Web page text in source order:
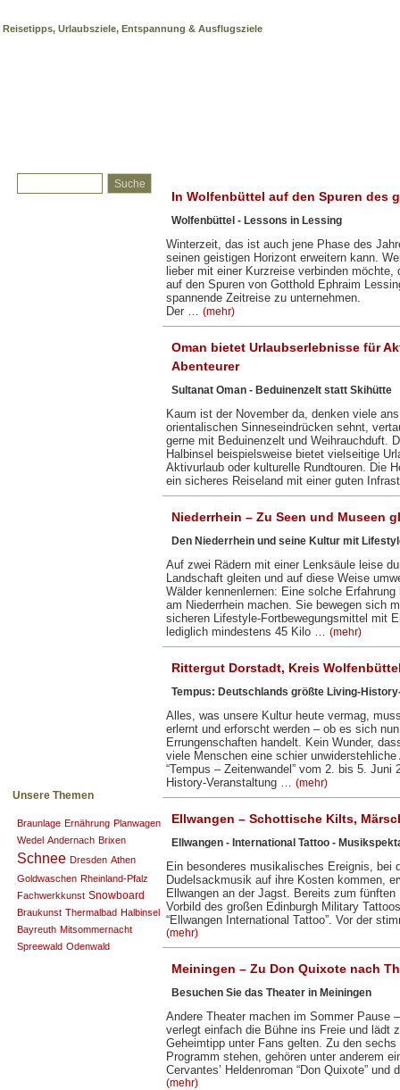
Reisetipps, Urlaubsziele, Entspannung & Ausflugsziele
Unsere Themen
Braunlage Ernährung Planwagen
Wedel Andernach Brixen
Schnee Dresden Athen
Goldwaschen Rheinland-Pfalz
Fachwerkkunst Snowboard
Braukunst Thermalbad Halbinsel
Bayreuth Mitsommernacht
Spreewald Odenwald
In Wolfenbüttel auf den Spuren des
Wolfenbüttel - Lessons in Lessing
Winterzeit, das ist auch jene Phase des
seinen geistigen Horizont erweitern kann.
lieber mit einer Kurzreise verbinden
auf den Spuren von Gotthold Ephraim
spannende Zeitreise zu unternehmen.
Der … (mehr)
Oman bietet Urlaubserlebnisse für
Abenteurer
Sultanat Oman - Beduinenzelt statt Skihütte
Kaum ist der November da, denken viele
orientalischen Sinneseindrücken sehnt,
gerne mit Beduinenzelt und Weihrauchduft.
Halbinsel beispielsweise bietet vielseitige
Aktivurlaub oder kulturelle Rundtouren. Die
ein sicheres Reiseland mit einer guten
Niederrhein – Zu Seen und Museen
Den Niederrhein und seine Kultur mit
Auf zwei Rädern mit einer Lenksäule leise
Landschaft gleiten und auf diese Weise
Wälder kennenlernen: Eine solche
am Niederrhein machen. Sie bewegen sich
sicheren Lifestyle-Fortbewegungsmittel mit
lediglich mindestens 45 Kilo … (mehr)
Rittergut Dorstadt, Kreis
Tempus: Deutschlands größte Living-
Alles, was unsere Kultur heute vermag,
erlernt und erforscht werden – ob es sich
Errungenschaften handelt. Kein Wunder,
viele Menschen eine schier
“Tempus – Zeitenwandel” vom 2. bis 5. Juni
History-Veranstaltung … (mehr)
Ellwangen – Schottische Kilts,
Ellwangen - International Tattoo -
Ein besonderes musikalisches Ereignis, bei
Dudelsackmusik auf ihre Kosten kommen,
Ellwangen an der Jagst. Bereits zum
Vorbild des großen Edinburgh Military
“Ellwangen International Tattoo”. Vor der
(mehr)
Meiningen – Zu Don Quixote nach
Besuchen Sie das Theater in Meiningen
Andere Theater machen im Sommer Pause
verlegt einfach die Bühne ins Freie und lädt
Geheimtipp unter Fans gelten. Zu den
Programm stehen, gehören unter anderem
Cervantes’ Heldenroman “Don Quixote”
(mehr)